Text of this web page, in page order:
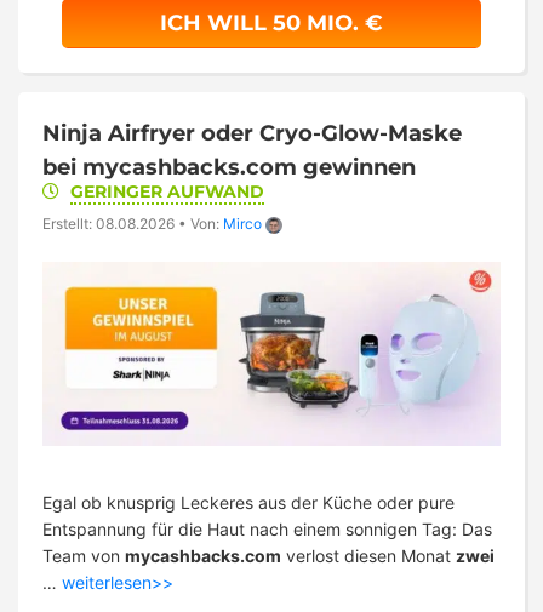
ICH WILL 50 MIO. €
Ninja Airfryer oder Cryo-Glow-Maske
bei mycashbacks.com gewinnen
GERINGER AUFWAND
Erstellt: 08.08.2026 • Von: Mirco
Egal ob knusprig Leckeres aus der Küche oder pure
Entspannung für die Haut nach einem sonnigen Tag: Das
Team von mycashbacks.com verlost diesen Monat zwei
… weiterlesen>>